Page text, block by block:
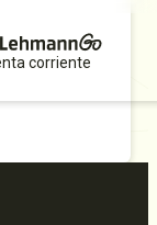
corriente